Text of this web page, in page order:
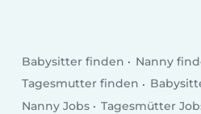
Babysitter finden
Nanny
Tagesmutter finden
Nanny Jobs
Tagesmütter